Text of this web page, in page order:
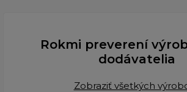
Rokmi preverení
dodávatelia
Zobraziť všetkých